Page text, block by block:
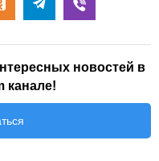
новостей в
канале!